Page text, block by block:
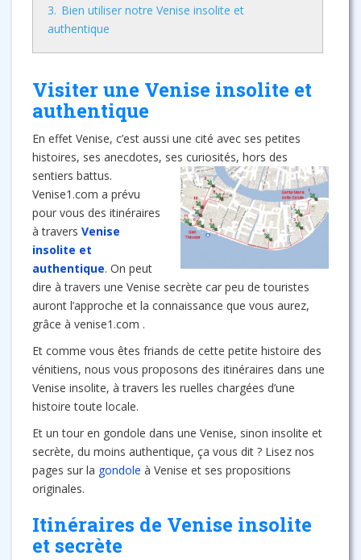
3. Bien utiliser notre Venise insolite et
authentique
Visiter une Venise insolite et
authentique
En effet Venise, c’est aussi une cité avec ses petites
histoires, ses anecdotes, ses curiosités, hors des
sentiers battus.
Venise1.com a prévu
pour vous des itinéraires
à travers Venise
insolite et
authentique. On peut
dire à travers une Venise secrète car peu de touristes
auront l’approche et la connaissance que vous aurez,
grâce à venise1.com .
Et comme vous êtes friands de cette petite histoire des
vénitiens, nous vous proposons des itinéraires dans une
Venise insolite, à travers les ruelles chargées d’une
histoire toute locale.
Et un tour en gondole dans une Venise, sinon insolite et
secrète, du moins authentique, ça vous dit ? Lisez nos
pages sur la gondole à Venise et ses propositions
originales.
Itinéraires de Venise insolite
et secrète